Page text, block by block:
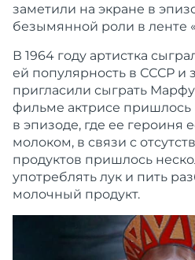
заметили на экране в
безымянной роли в ленте
В 1964 году артистка
ей популярность в СССР и
пригласили сыграть
фильме актрисе пришлось
в эпизоде, где ее героиня
молоком, в связи с
продуктов пришлось
употреблять лук и пить
молочный продукт.